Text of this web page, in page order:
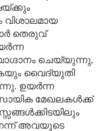
തെരുവ്
ചെയ്യുന്നു,
വൈദ്യുതി
ഉയർന്ന
മേഖലകൾക്ക്
അവയുടെ